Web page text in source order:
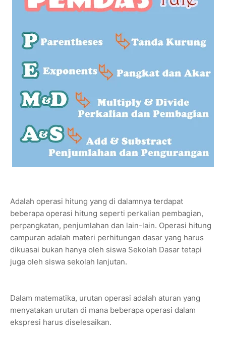
Adalah operasi hitung yang di dalamnya terdapat
beberapa operasi hitung seperti perkalian pembagian,
perpangkatan, penjumlahan dan lain-lain. Operasi hitung
campuran adalah materi perhitungan dasar yang harus
dikuasai bukan hanya oleh siswa Sekolah Dasar tetapi
juga oleh siswa sekolah lanjutan.
Dalam matematika, urutan operasi adalah aturan yang
menyatakan urutan di mana beberapa operasi dalam
ekspresi harus diselesaikan.